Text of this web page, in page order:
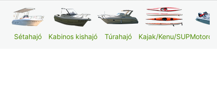
Foglalás
Sétahajó Kabinos kishajó Túrahajó Kajak/Kenu/SUP